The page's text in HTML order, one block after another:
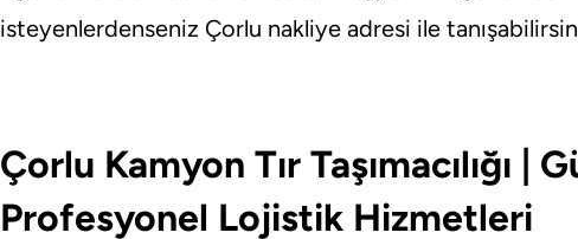
isteyenlerdenseniz Çorlu nakliye adresi ile
Çorlu Kamyon Tır Taşımacılığı |
Profesyonel Lojistik Hizmetleri